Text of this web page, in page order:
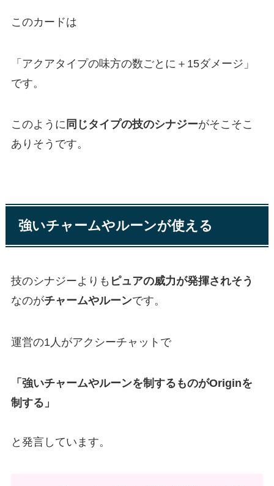
このカードは
「アクアタイプの味方の数ごとに＋15ダメージ」
です。
このように 同じタイプの技のシナジーがそこそこ
ありそうです。
強いチャームやルーンが使える
技のシナジーよりも ピュアの威力が発揮されそう
なのがチャームやルーンです。
運営の1人がアクシーチャットで
「強いチャームやルーンを制するものがOriginを
制する」
と発言しています。